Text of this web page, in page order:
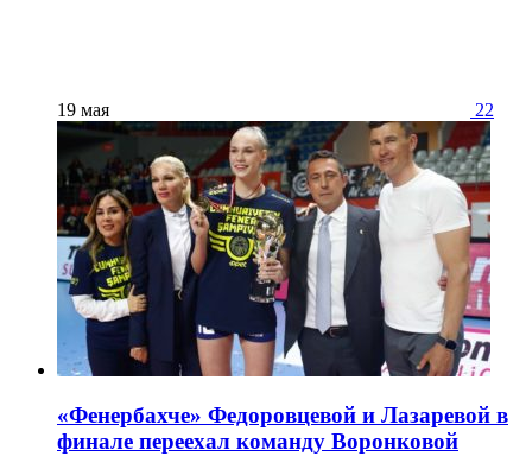
19 мая 22
«Фенербахче» Федоровцевой и Лазаревой в
финале переехал команду Воронковой